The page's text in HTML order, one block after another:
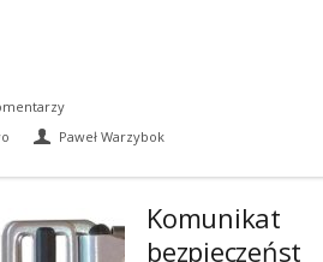
Paweł Warzybok
Komunikat
bezpieczeńst